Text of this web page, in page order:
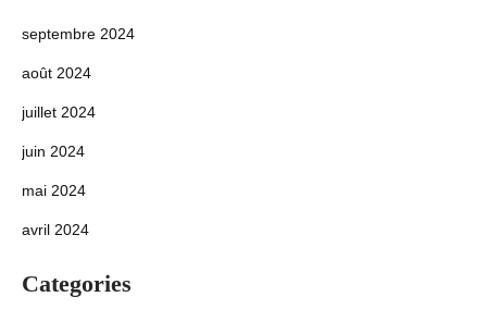
septembre 2024
août 2024
juillet 2024
juin 2024
mai 2024
avril 2024
Categories